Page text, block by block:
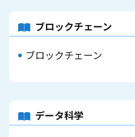
ブロックチェーン
ブロックチェーン
データ科学